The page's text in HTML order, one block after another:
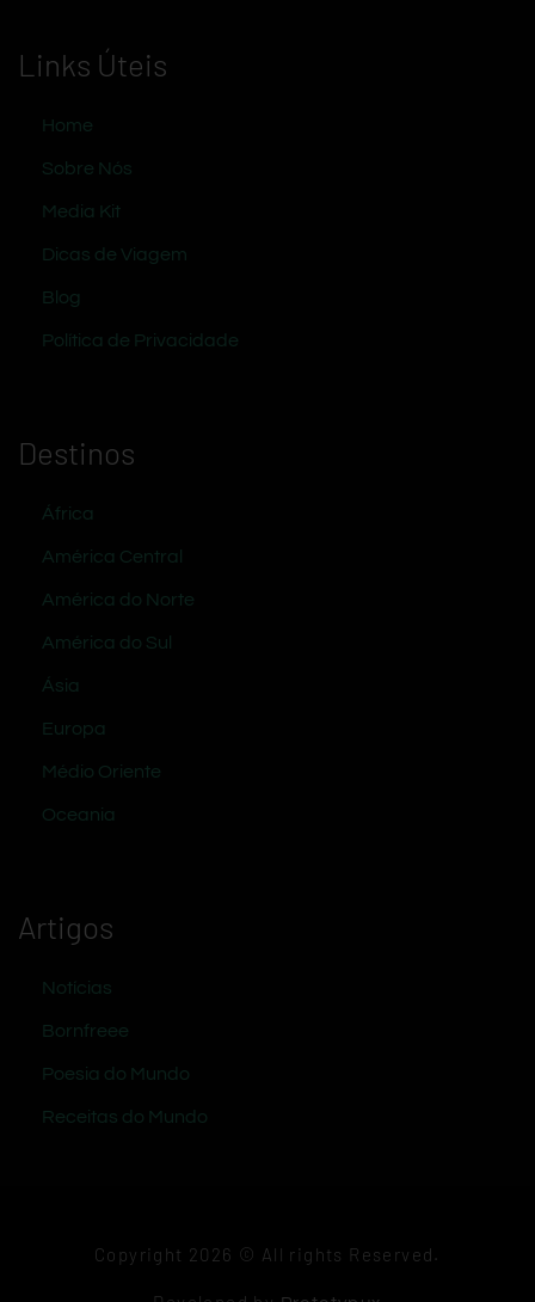
Links Úteis
Home
Sobre Nós
Media Kit
Dicas de Viagem
Blog
Política de Privacidade
Destinos
África
América Central
América do Norte
América do Sul
Ásia
Europa
Médio Oriente
Oceania
Artigos
Notícias
Bornfreee
Poesia do Mundo
Receitas do Mundo
Copyright 2026 © All rights Reserved.